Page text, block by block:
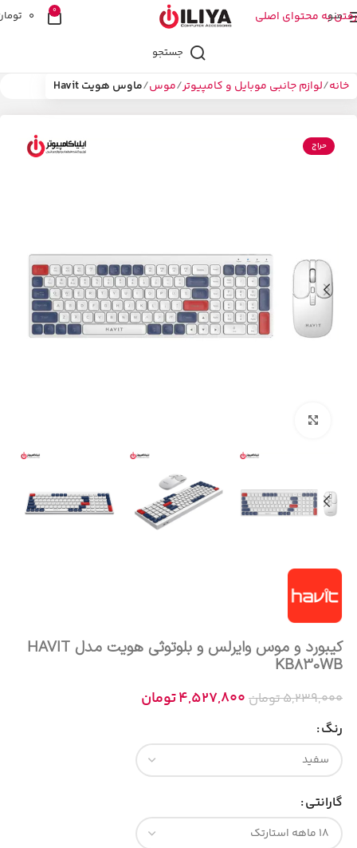
رفتن به محتوای اصلی
منو 0
0
جستجو
خانه لوازم جانبی موبایل و کامپیوتر موس ماوس هویت Havit
حراج
کیبورد و موس وایرلس و بلوتوثی هویت مدل HAVIT
KB830WB
5,239,000تومان 4,527,800تومان
رنگ
گارانتی